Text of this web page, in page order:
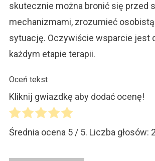
skutecznie można bronić się przed
mechanizmami, zrozumieć
sytuację. Oczywiście wsparcie jest
każdym etapie terapii.
Oceń tekst
Kliknij gwiazdkę aby dodać ocenę!
Średnia ocena 5/ 5. Liczba głosów: 2